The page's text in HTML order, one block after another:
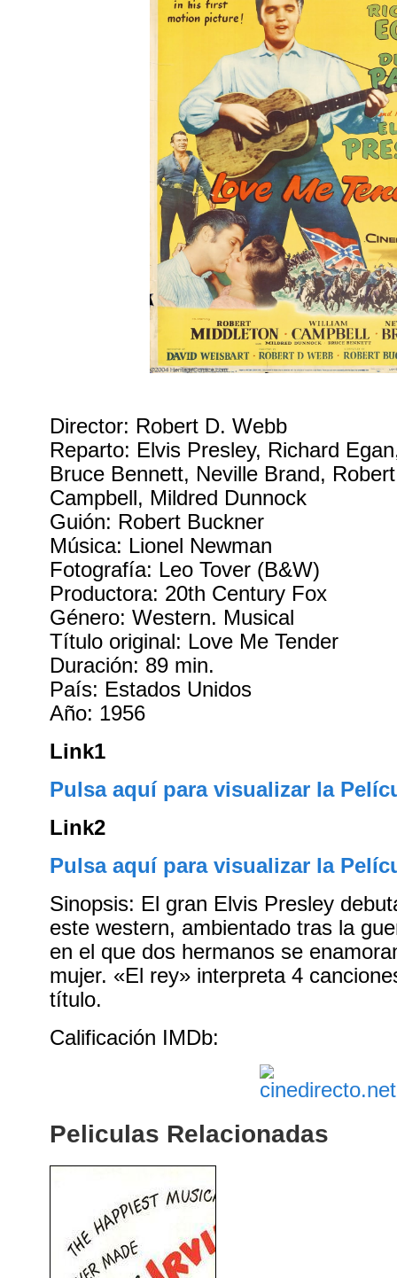
Director: Robert D. Webb
Reparto: Elvis Presley, Richard
Bruce Bennett, Neville Brand,
Campbell, Mildred Dunnock
Guión: Robert Buckner
Música: Lionel Newman
Fotografía: Leo Tover (B&W)
Productora: 20th Century Fox
Género: Western. Musical
Título original: Love Me Tender
Duración: 89 min.
País: Estados Unidos
Año: 1956
Link1
Pulsa aquí para visualizar la
Link2
Pulsa aquí para visualizar la
Sinopsis: El gran Elvis Presley
este western, ambientado tras la
en el que dos hermanos se
mujer. «El rey» interpreta 4
título.
Calificación IMDb:
Peliculas Relacionadas